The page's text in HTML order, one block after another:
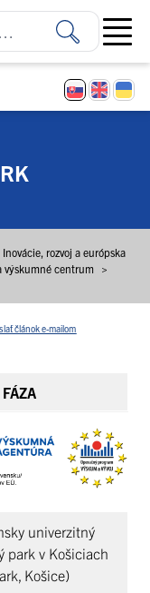
Open
Inovácie, rozvoj a európska
výskumné centrum
>
článok e-mailom
univerzitný
park v Košiciach
Košice)